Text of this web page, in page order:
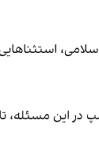
در این مسئله،